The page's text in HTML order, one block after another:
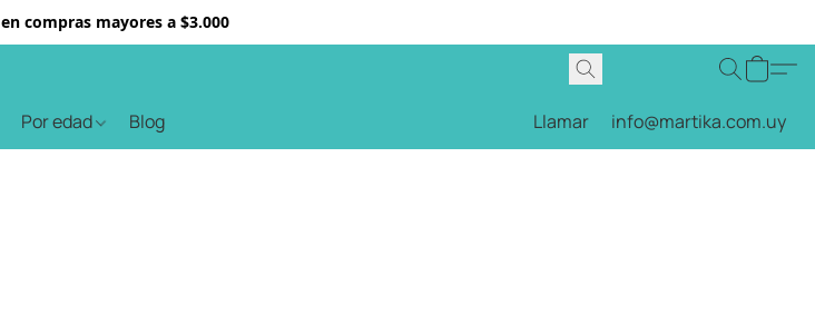
compras mayores a $3.000
Por edad Blog Llamar info@martika.com.uy